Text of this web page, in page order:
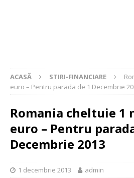
ACASĂ STIRI-FINANCIARE
euro – Pentru parada de 1 Decembrie
Romania cheltuie 1
euro – Pentru
Decembrie 2013
1 decembrie 2013 admin